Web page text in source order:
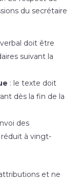
du secrétaire
doit être
suivant la
: le texte doit
dès la fin de la
des
à vingt-
et ne